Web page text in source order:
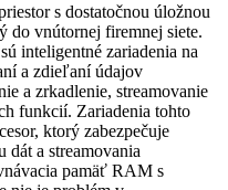
s dostatočnou úložnou
do vnútornej firemnej siete.
inteligentné zariadenia na
a zdieľaní údajov
a zrkadlenie, streamovanie
funkcií. Zariadenia tohto
ktorý zabezpečuje
a streamovania
pamäť RAM s